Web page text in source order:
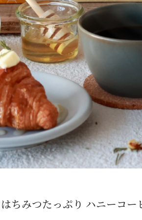
ちみつたっぷり ハニーコー